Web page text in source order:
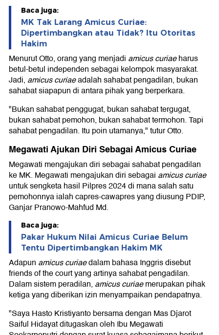
Baca juga:
MK Tak Larang Amicus Curiae:
Dipertimbangkan atau Tidak? Itu Otoritas
Hakim
Menurut Otto, orang yang menjadi amicus curiaeharus
betul-betul independen sebagai kelompok masyarakat.
Jadi, amicus curiaeadalah sahabat pengadilan, bukan
sahabat siapapun di antara pihak yang berperkara.
"Bukan sahabat penggugat, bukan sahabat tergugat,
bukan sahabat pemohon, bukan sahabat termohon. Tapi
sahabat pengadilan. Itu poin utamanya," tutur Otto.
Megawati Ajukan Diri Sebagai Amicus Curiae
Megawati mengajukan diri sebagai sahabat pengadilan
ke MK. Megawati mengajukan diri sebagai amicus curiae
untuk sengketa hasil Pilpres 2024 di mana salah satu
pemohonnya ialah capres-cawapres yang diusung PDIP,
Ganjar Pranowo-Mahfud Md.
Baca juga:
Pakar Hukum Nilai Amicus Curiae Belum
Tentu Dipertimbangkan Hakim MK
Adapun amicus curiaedalam bahasa Inggris disebut
friends of the court yang artinya sahabat pengadilan.
Dalam sistem peradilan, amicus curiaemerupakan pihak
ketiga yang diberikan izin menyampaikan pendapatnya.
"Saya Hasto Kristiyanto bersama dengan Mas Djarot
Saiful Hidayat ditugaskan oleh Ibu Megawati